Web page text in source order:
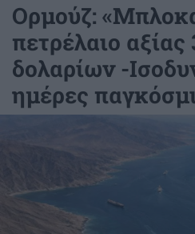
Ορμούζ:
πετρέλαιο αξίας
δολαρίων -
ημέρες